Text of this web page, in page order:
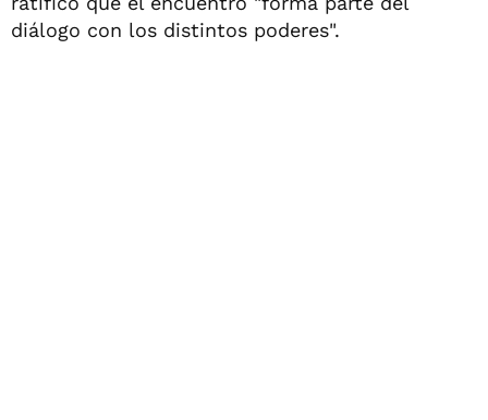
diálogo con los distintos poderes".